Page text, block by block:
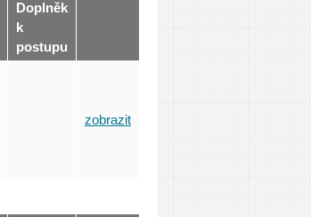
Doplněk
k
postupu
zobrazit